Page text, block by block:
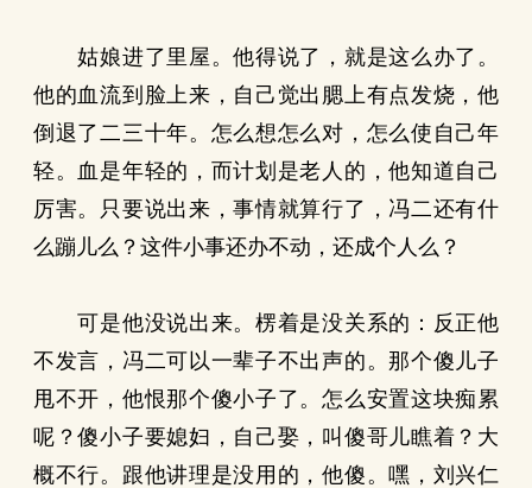
姑娘进了里屋。他得说了，就是这么办了。
他的血流到脸上来，自己觉出腮上有点发烧，他
倒退了二三十年。怎么想怎么对，怎么使自己年
轻。血是年轻的，而计划是老人的，他知道自己
厉害。只要说出来，事情就算行了，冯二还有什
么蹦儿么？这件小事还办不动，还成个人么？
可是他没说出来。楞着是没关系的：反正他
不发言，冯二可以一辈子不出声的。那个傻儿子
甩不开，他恨那个傻小子了。怎么安置这块痴累
呢？傻小子要媳妇，自己娶，叫傻哥儿瞧着？大
概不行。跟他讲理是没用的，他傻。嘿，刘兴仁